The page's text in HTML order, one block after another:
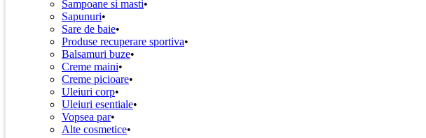
Sampoane si masti
Sapunuri
Sare de baie
Produse recuperare sportiva
Balsamuri buze
Creme maini
Creme picioare
Uleiuri corp
Uleiuri esentiale
Vopsea par
Alte cosmetice